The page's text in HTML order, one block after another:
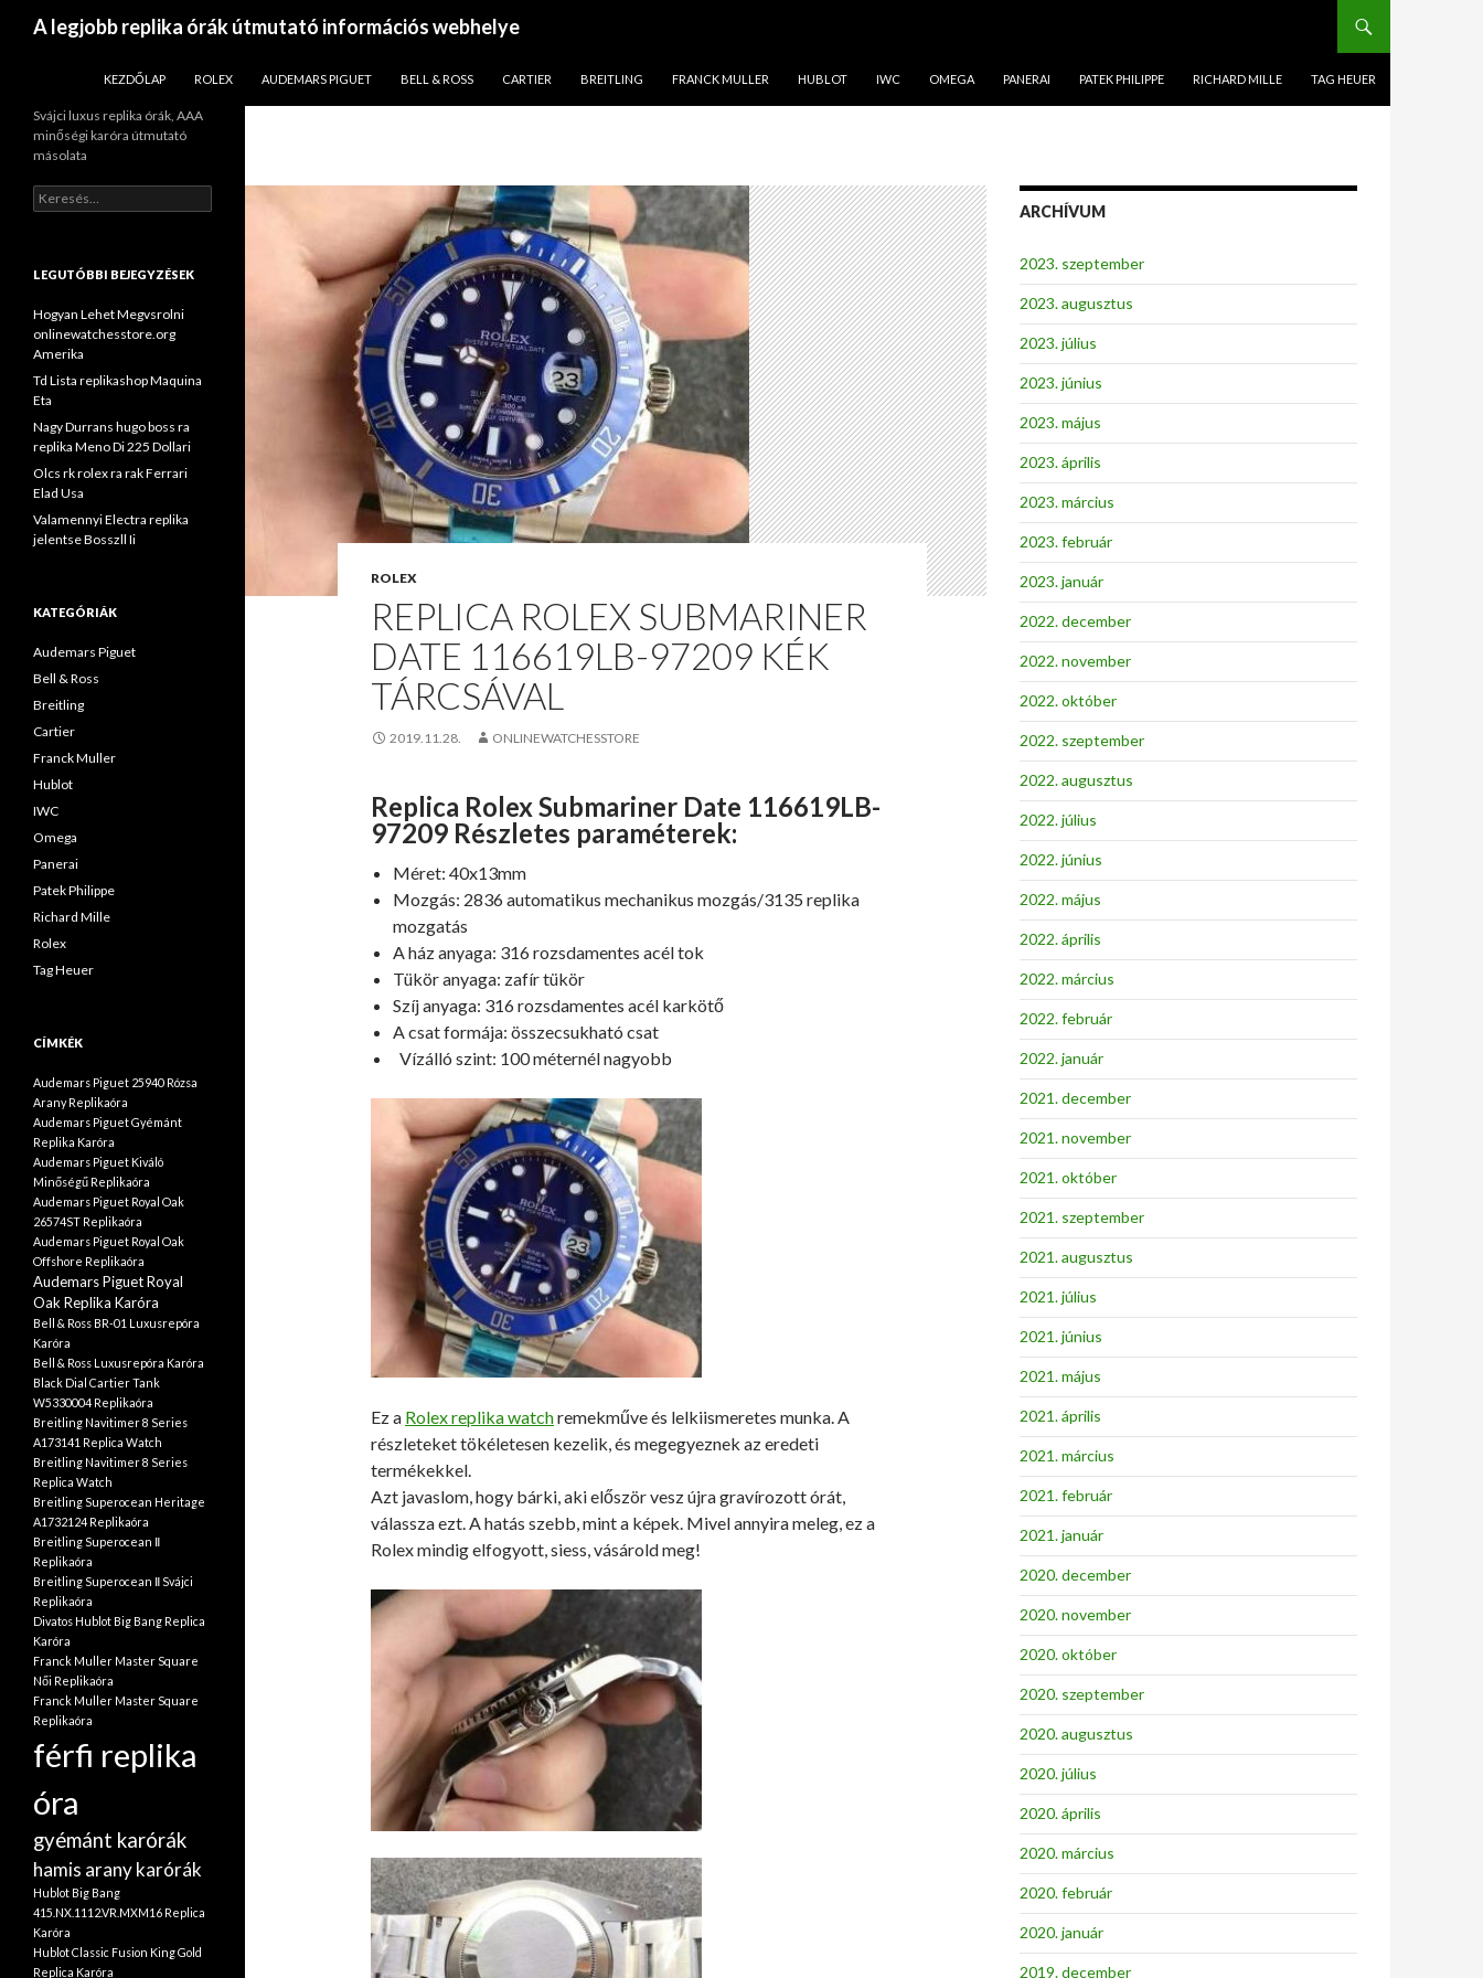
A legjobb replika órák útmutató információs webhelye
KEZDŐLAP
ROLEX AUDEMARS PIGUET BELL & ROSS CARTIER BREITLING FRANCK MULLER HUBLOT IWC OMEGA PANERAI PATEK PHILIPPE RICHARD MILLE TAG HEUER
ROLEX
REPLICA ROLEX SUBMARINER
DATE 116619LB-97209 KÉK
TÁRCSÁVAL
2019.11.28. ONLINEWATCHESSTORE
Replica Rolex Submariner Date 116619LB-
97209 Részletes paraméterek:
Méret: 40x13mm
Mozgás: 2836 automatikus mechanikus mozgás/3135 replika
mozgatás
A ház anyaga: 316 rozsdamentes acél tok
Tükör anyaga: zafír tükör
Szíj anyaga: 316 rozsdamentes acél karkötő
A csat formája: összecsukható csat
Vízálló szint: 100 méternél nagyobb
Ez a Rolex replika watchremekműve és lelkiismeretes munka. A
részleteket tökéletesen kezelik, és megegyeznek az eredeti
termékekkel.
Azt javaslom, hogy bárki, aki először vesz újra gravírozott órát,
válassza ezt. A hatás szebb, mint a képek. Mivel annyira meleg, ez a
Rolex mindig elfogyott, siess, vásárold meg!
ARCHÍVUM
2023. szeptember
2023. augusztus
2023. július
2023. június
2023. május
2023. április
2023. március
2023. február
2023. január
2022. december
2022. november
2022. október
2022. szeptember
2022. augusztus
2022. július
2022. június
2022. május
2022. április
2022. március
2022. február
2022. január
2021. december
2021. november
2021. október
2021. szeptember
2021. augusztus
2021. július
2021. június
2021. május
2021. április
2021. március
2021. február
2021. január
2020. december
2020. november
2020. október
2020. szeptember
2020. augusztus
2020. július
2020. április
2020. március
2020. február
2020. január
2019. december
Svájci luxus replika órák, AAA
minőségi karóra útmutató
másolata
Keresés:
LEGUTÓBBI BEJEGYZÉSEK
Hogyan Lehet Megvsrolni
onlinewatchesstore.org
Amerika
Td Lista replikashop Maquina
Eta
Nagy Durrans hugo boss ra
replika Meno Di 225 Dollari
Olcs rk rolex ra rak Ferrari
Elad Usa
Valamennyi Electra replika
jelentse Bosszll Ii
KATEGÓRIÁK
Audemars Piguet
Bell & Ross
Breitling
Cartier
Franck Muller
Hublot
IWC
Omega
Panerai
Patek Philippe
Richard Mille
Rolex
Tag Heuer
CÍMKÉK
Audemars Piguet 25940 Rózsa
Arany Replikaóra
Audemars Piguet Gyémánt
Replika Karóra
Audemars Piguet Kiváló
Minőségű Replikaóra
Audemars Piguet Royal Oak
26574ST Replikaóra
Audemars Piguet Royal Oak
Offshore Replikaóra
Audemars Piguet Royal
Oak Replika Karóra
Bell & Ross BR-01 Luxusrepóra
Karóra
Bell & Ross Luxusrepóra Karóra
Black Dial Cartier Tank
W5330004 Replikaóra
Breitling Navitimer 8 Series
A173141 Replica Watch
Breitling Navitimer 8 Series
Replica Watch
Breitling Superocean Heritage
A1732124 Replikaóra
Breitling Superocean Ⅱ
Replikaóra
Breitling Superocean Ⅱ Svájci
Replikaóra
Divatos Hublot Big Bang Replica
Karóra
Franck Muller Master Square
Női Replikaóra
Franck Muller Master Square
Replikaóra
férfi replika
óra
gyémánt karórák
hamis arany karórák
Hublot Big Bang
415.NX.1112.VR.MXM16 Replica
Karóra
Hublot Classic Fusion King Gold
Replica Karóra